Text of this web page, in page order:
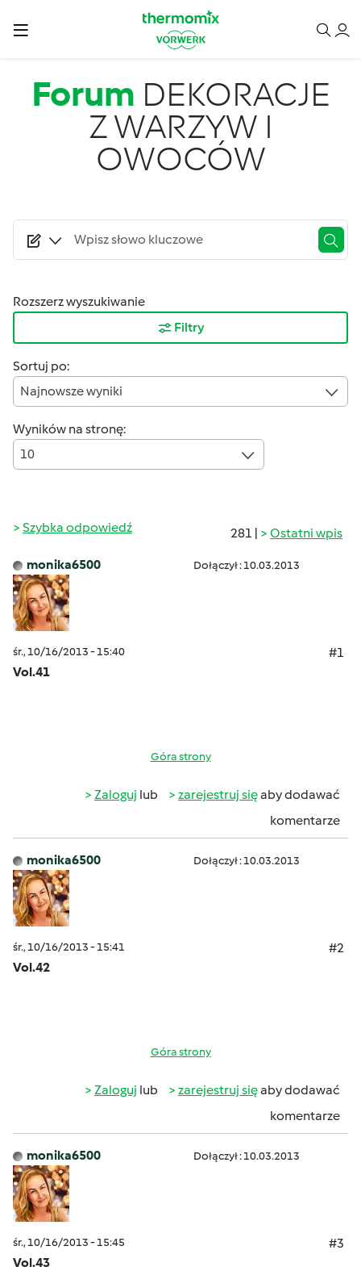
Forum DEKORACJE
Z WARZYW I
OWOCÓW
Rozszerz wyszukiwanie
Filtry
Sortuj po:
Najnowsze wyniki
Wyników na stronę:
10
281 | Ostatni wpis
Szybka odpowiedź
monika6500 Dołączył : 10.03.2013
śr., 10/16/2013 - 15:40
#1
Vol.41
Góra strony
Zaloguj lub zarejestruj sięaby dodawać
komentarze
monika6500 Dołączył : 10.03.2013
śr., 10/16/2013 - 15:41
#2
Vol.42
Góra strony
Zaloguj lub zarejestruj sięaby dodawać
komentarze
monika6500 Dołączył : 10.03.2013
śr., 10/16/2013 - 15:45
#3
Vol.43